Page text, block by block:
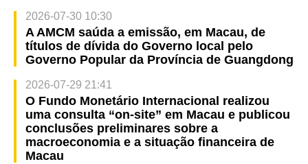
2026-07-30 10:30
A AMCM saúda a emissão, em Macau, de
títulos de dívida do Governo local pelo
Governo Popular da Província de Guangdong
2026-07-29 21:41
O Fundo Monetário Internacional realizou
uma consulta “on-site” em Macau e publicou
conclusões preliminares sobre a
macroeconomia e a situação financeira de
Macau